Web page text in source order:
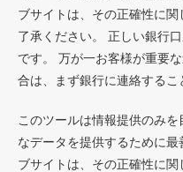
ブサイトは、その正確性に
了承ください。 正しい銀行
です。 万が一お客様が重要
合は、まず銀行に連絡するこ
このツールは情報提供のみ
なデータを提供するために
ブサイトは、その正確性に